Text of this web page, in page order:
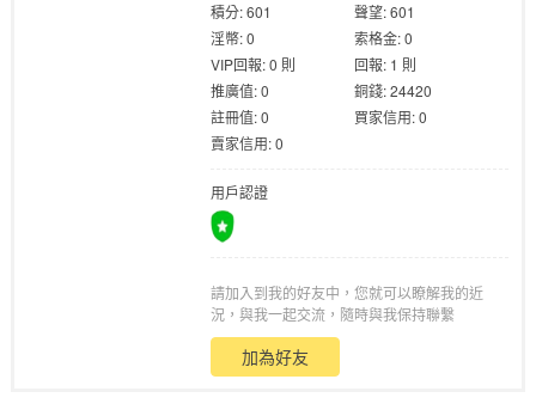
積分: 601
聲望: 601
淫幣: 0
索格金: 0
VIP回報: 0 則
回報: 1 則
推廣值: 0
銅錢: 24420
註冊值: 0
買家信用: 0
賣家信用: 0
用戶認證
請加入到我的好友中，您就可以瞭解我的近
況，與我一起交流，隨時與我保持聯繫
加為好友